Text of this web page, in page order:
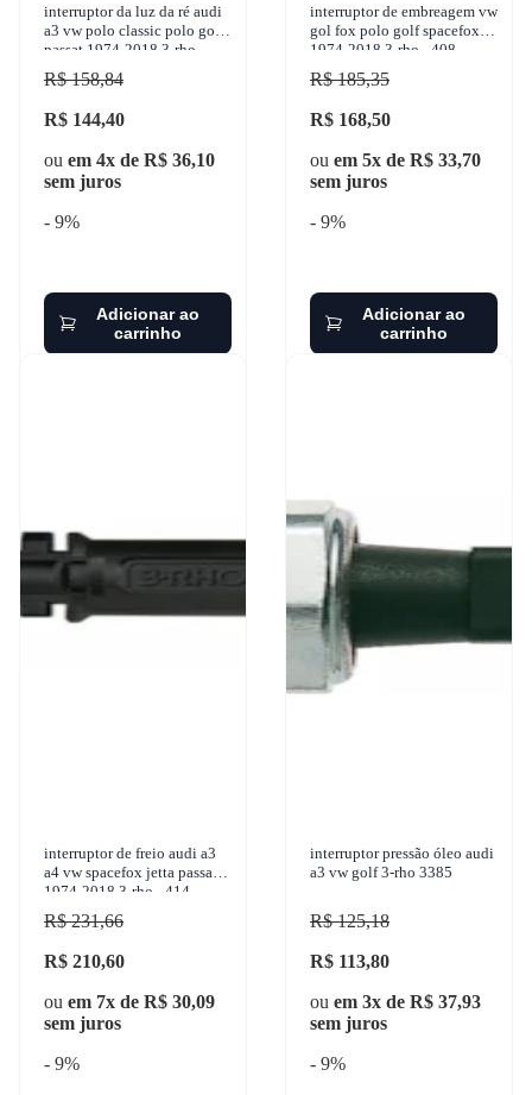
interruptor da luz da ré audi
a3 vw polo classic polo golf
passat 1974-2018 3-rho -
4439
R$ 158,84
R$ 144,40
ou em 4x de R$ 36,10
sem juros
- 9%
Adicionar ao
carrinho
interruptor de embreagem vw
gol fox polo golf spacefox
1974-2018 3-rho - 408
R$ 185,35
R$ 168,50
ou em 5x de R$ 33,70
sem juros
- 9%
Adicionar ao
carrinho
interruptor de freio audi a3
a4 vw spacefox jetta passat
1974-2018 3-rho - 414
R$ 231,66
R$ 210,60
ou em 7x de R$ 30,09
sem juros
- 9%
interruptor pressão óleo audi
a3 vw golf 3-rho 3385
R$ 125,18
R$ 113,80
ou em 3x de R$ 37,93
sem juros
- 9%